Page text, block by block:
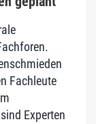
Fachleute
Experten